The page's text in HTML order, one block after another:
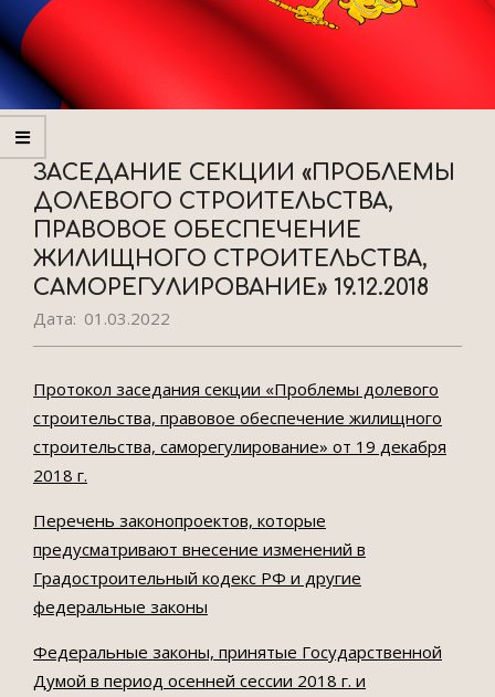
ЗАСЕДАНИЕ СЕКЦИИ «ПРОБЛЕМЫ
ДОЛЕВОГО СТРОИТЕЛЬСТВА,
ПРАВОВОЕ ОБЕСПЕЧЕНИЕ
ЖИЛИЩНОГО СТРОИТЕЛЬСТВА,
САМОРЕГУЛИРОВАНИЕ» 19.12.2018
Дата: 01.03.2022
Протокол заседания секции «Проблемы долевого
строительства, правовое обеспечение жилищного
строительства, саморегулирование» от 19 декабря
2018 г.
Перечень законопроектов, которые
предусматривают внесение изменений в
Градостроительный кодекс РФ и другие
федеральные законы
Федеральные законы, принятые Государственной
Думой в период осенней сессии 2018 г. и